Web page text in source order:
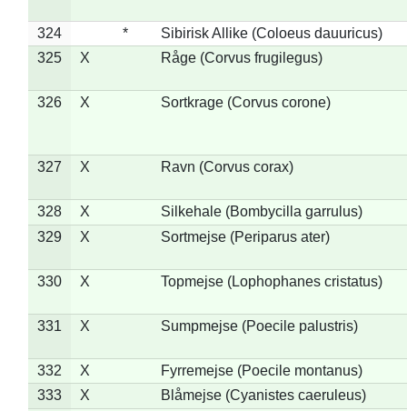
324 *
Sibirisk Allike (Coloeus dauuricus)
325
X Råge (Corvus frugilegus)
326 X Sortkrage (Corvus corone)
327 X Ravn (Corvus corax)
328 X
Silkehale (Bombycilla garrulus)
329
X Sortmejse (Periparus ater)
330 X Topmejse (Lophophanes cristatus)
331 X Sumpmejse (Poecile palustris)
332 X
Fyrremejse (Poecile montanus)
333
X
Blåmejse (Cyanistes caeruleus)